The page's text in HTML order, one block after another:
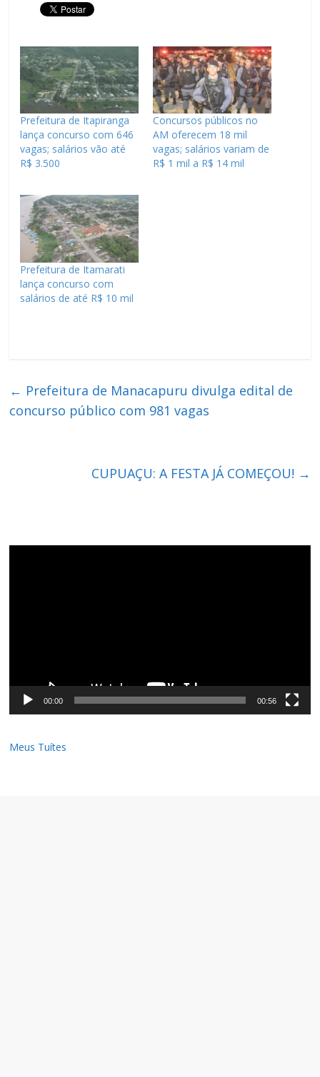
Prefeitura de Itapiranga
lança concurso com 646
vagas; salários vão até
R$ 3.500
Concursos públicos no
AM oferecem 18 mil
vagas; salários variam de
R$ 1 mil a R$ 14 mil
Prefeitura de Itamarati
lança concurso com
salários de até R$ 10 mil
← Prefeitura de Manacapuru divulga edital de
concurso público com 981 vagas
CUPUAÇU: A FESTA JÁ COMEÇOU! →
00:00 00:56
Meus Tuítes